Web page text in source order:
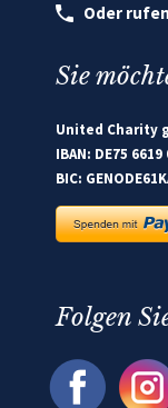
Oder
Sie
United Charity
IBAN: DE75
BIC:
Folgen